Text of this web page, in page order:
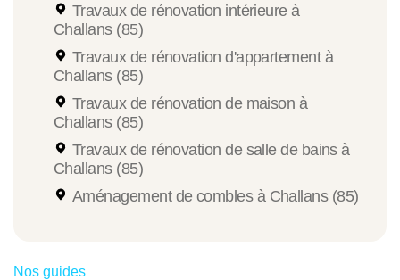
Travaux de rénovation intérieure à
Challans (85)
Travaux de rénovation d'appartement à
Challans (85)
Travaux de rénovation de maison à
Challans (85)
Travaux de rénovation de salle de bains à
Challans (85)
Aménagement de combles à Challans (85)
Nos guides